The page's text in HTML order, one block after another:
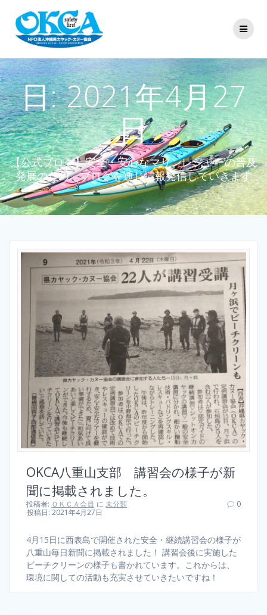
ツ
へ
ス
キ
ッ
プ
日:2021年4月27
日
【公式ブログ】安全・安心なマリンレジャーの普及
発展のため、ブログを通じ情報発信していきます
OKCA八重山支部 講習会の様子が新
聞に掲載されました。
投稿者: ＯＫＣＡ会員 に未分類
投稿日: 2021年4月27日
0
4月15日に西表島で開催された安全・継続講習会の様子が
八重山毎日新聞に掲載されました！ 講習会後に実施した
ビーチクリーンの様子も書かれています。これからは、
環境に関しての活動も充実させていきたいですね！